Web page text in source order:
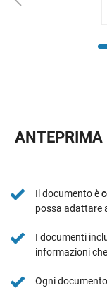
ANTEPRIMA
Il documento è
possa adattare
I documenti
informazioni
Ogni